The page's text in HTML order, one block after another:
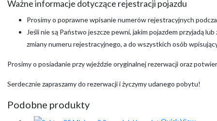
Ważne informacje dotyczące rejestracji pojazdu
Prosimy o poprawne wpisanie numerów rejestracyjnych
Jeśli nie są Państwo jeszcze pewni, jakim pojazdem przyjadą
zmiany numeru rejestracyjnego, a do wszystkich osób
Prosimy o posiadanie przy wjeździe oryginalnej rezerwacji oraz
Serdecznie zapraszamy do rezerwacji i życzymy udanego pobytu!
Podobne produkty